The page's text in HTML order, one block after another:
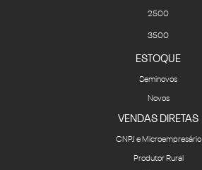
2500
3500
ESTOQUE
Seminovos
Novos
VENDAS DIRETAS
CNPJ e Microempresário
Produtor Rural